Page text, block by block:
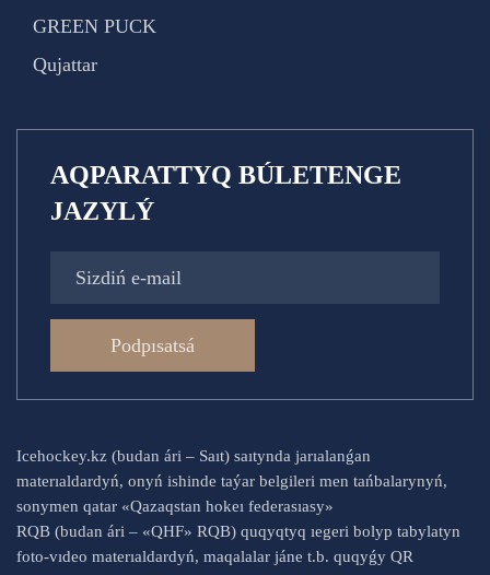
GREEN PUCK
Qujattar
AQPARATTYQ BÚLETENGE
JAZYLÝ
Podpısatsá
Icehockey.kz (budan ári – Saıt) saıtynda jarıalanǵan
materıaldardyń, onyń ishinde taýar belgileri men tańbalarynyń,
sonymen qatar «Qazaqstan hokeı federasıasy»
RQB (budan ári – «QHF» RQB) quqyqtyq ıegeri bolyp tabylatyn
foto-vıdeo materıaldardyń, maqalalar jáne t.b. quqyǵy QR